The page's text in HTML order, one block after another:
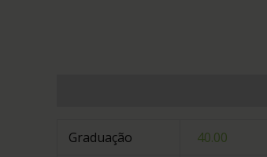
Graduação 40.00